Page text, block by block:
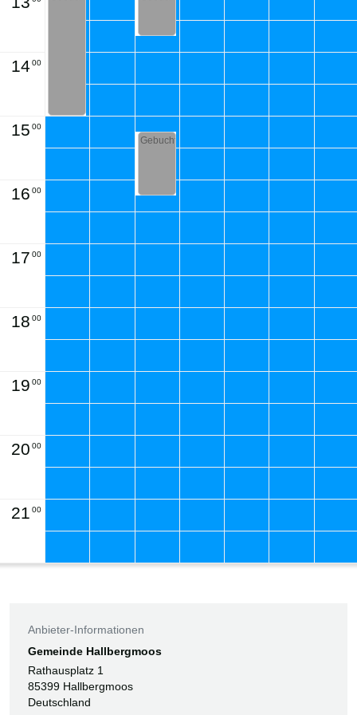
14 00
15 00
16 00
17 00
18 00
19 00
20 00
21 00
Gebucht
Anbieter-Informationen
Gemeinde Hallbergmoos
Rathausplatz 1
85399 Hallbergmoos
Deutschland